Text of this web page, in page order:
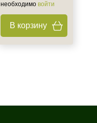
необходимо войти
В корзину